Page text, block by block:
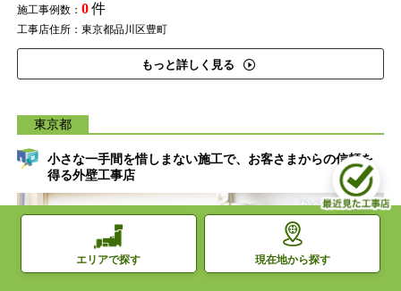
施工事例数： 0件
工事店住所：東京都品川区豊町
もっと詳しく見る
東京都
小さな一手間を惜しまない施工で、お客さまからの信頼を
得る外壁工事店
エリアで探す 現在地から探す